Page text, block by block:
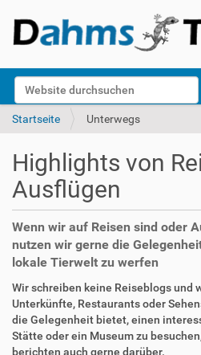
Website durchsuchen
k
Startseite Unterwegs
Highlights von
Ausflügen
Wenn wir auf Reisen sind oder
nutzen wir gerne die
lokale Tierwelt zu werfen
Wir schreiben keine Reiseblogs und
Unterkünfte, Restaurants oder
die Gelegenheit bietet, einen
Stätte oder ein Museum zu
berichten auch gerne darüber.